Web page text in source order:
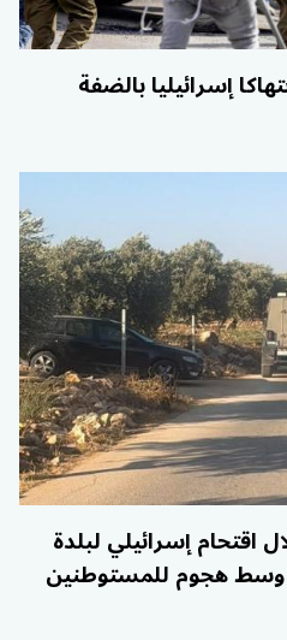
معطى يوثق 1631 انتهاكا إسرائيليا بالضفة
اقتحام إسرائيلي لبلدة
هجوم للمستوطنين